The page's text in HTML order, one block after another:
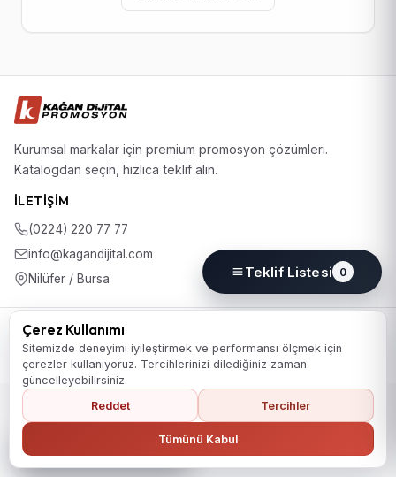
Kurumsal markalar için premium promosyon çözümleri.
Katalogdan seçin, hızlıca teklif alın.
İLETIŞIM
(0224) 220 77 77
info@kagandijital.com
Nilüfer / Bursa
© 2026 KD Promosyon. Tüm hakları saklıdır.
KoleksiyonHakkımızdaİletişimKVKK Aydınlatma Metni
Gizlilik PolitikasıÇerez PolitikasıÇerez Tercihleri
Ana Sayfaya Dön
Teklif Listesi 0
Çerez Kullanımı
Sitemizde deneyimi iyileştirmek ve performansı ölçmek için
çerezler kullanıyoruz. Tercihlerinizi dilediğiniz zaman
güncelleyebilirsiniz.
Reddet
Tercihler
Tümünü Kabul